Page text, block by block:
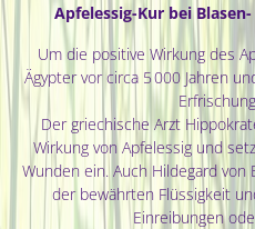
Apfelessig-Kur bei
Um die positive Wirkung des
Ägypter vor circa 5 000 Jahren
Der griechische Arzt
Wirkung von Apfelessig und
Wunden ein. Auch Hildegard
der bewährten Flüssigkeit
Einreibungen